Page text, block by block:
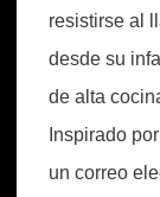
resistirse al
desde su
de alta
Inspirado
un correo